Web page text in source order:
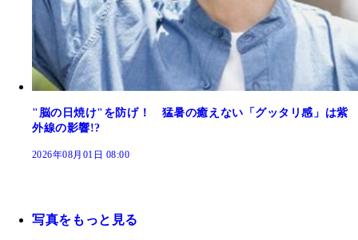
"脳の日焼け"を防げ！ 猛暑の癒えない「グッタリ感」は紫
外線の影響!?
2026年08月01日 08:00
写真をもっと見る